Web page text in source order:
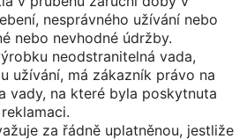
nesprávného užívání nebo
nebo nevhodné údržby.
neodstranitelná vada,
užívání, má zákazník právo na
vady, na které byla poskytnuta
za řádně uplatněnou, jestliže